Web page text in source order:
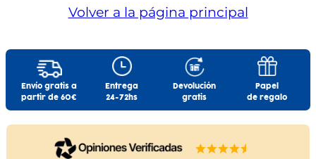
Volver a la página principal
Envío gratis a
partir de 60€
Entrega
24-72hs
Devolución
gratis
Papel
de regalo